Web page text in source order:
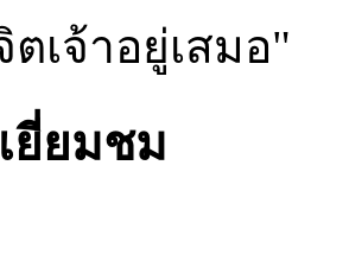
เจ้าอยู่เสมอ"
ยี่ยมชม